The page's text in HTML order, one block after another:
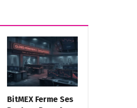
BitMEX Ferme Ses